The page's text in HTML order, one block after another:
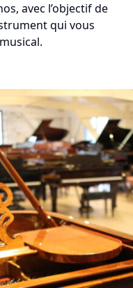
avec l’objectif de
qui vous